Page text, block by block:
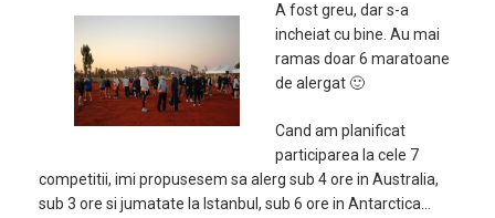
A fost greu, dar s-a
incheiat cu bine. Au mai
ramas doar 6 maratoane
de alergat 🙂
Cand am planificat
participarea la cele 7
competitii, imi propusesem sa alerg sub 4 ore in Australia,
sub 3 ore si jumatate la Istanbul, sub 6 ore in Antarctica…